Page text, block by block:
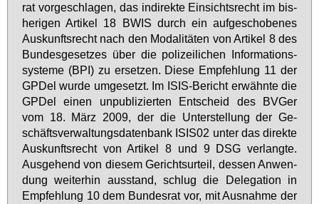
rat vor­ge­schla­gen, das in­di­rek­te Ein­sichts­recht im bis­
he­ri­gen Ar­ti­kel 18 BWIS durch ein auf­ge­scho­be­nes
Aus­kunfts­recht nach den Mo­da­li­tä­ten von Ar­ti­kel 8 des
Bun­des­ge­set­zes über die po­li­zei­li­chen In­for­ma­ti­ons­
sys­te­me (BPI) zu er­set­zen. Die­se Emp­feh­lung 11 der
GPDel wur­de um­ge­setzt. Im ISIS-Be­richt er­wähn­te die
GPDel ei­nen un­pu­bli­zier­ten Ent­scheid des BV­Ger
vom 18. März 2009, der die Un­ter­stel­lung der Ge­
schäfts­ver­wal­tungs­da­ten­bank ISIS02 un­ter das di­rek­te
Aus­kunfts­recht von Ar­ti­kel 8 und 9 DSG ver­lang­te.
Aus­ge­hend von die­sem Ge­richts­ur­teil, des­sen An­wen­
dung wei­ter­hin aus­stand, schlug die De­le­ga­ti­on in
Emp­feh­lung 10 dem Bun­des­rat vor, mit Aus­nah­me der